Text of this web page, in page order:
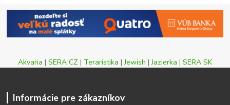
Akvaria | SERA CZ | Teraristika |Jewish |Jazierka | SERA SK
Informácie pre zákazníkov